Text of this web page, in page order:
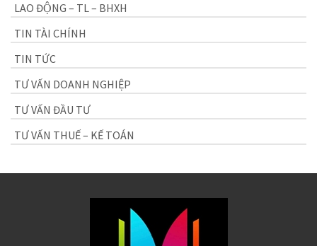
LAO ĐỘNG – TL – BHXH
TIN TÀI CHÍNH
TIN TỨC
TƯ VẤN DOANH NGHIỆP
TƯ VẤN ĐẦU TƯ
TƯ VẤN THUẾ – KẾ TOÁN